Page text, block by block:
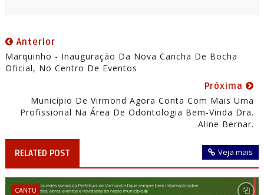
Anterior
Marquinho - Inauguração Da Nova Cancha De Bocha
Oficial, No Centro De Eventos
Próxima
Município De Virmond Agora Conta Com Mais Uma
Profissional Na Área De Odontologia Bem-Vinda Dra.
Aline Bernar.
RELATED POST Veja mais
CANTU